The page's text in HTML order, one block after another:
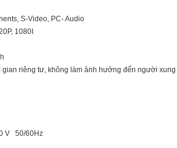
S-Video, PC- Audio
1080I
riêng tư, không làm ảnh hưởng đến người xung
V 50/60Hz